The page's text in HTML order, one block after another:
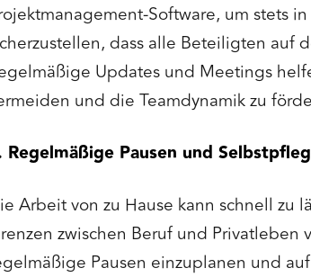
Software, um stets
dass alle Beteiligten auf
Updates und Meetings
und die Teamdynamik zu
Regelmäßige Pausen und
Arbeit von zu Hause kann schnell zu
zwischen Beruf und Privatleben
Pausen einzuplanen und